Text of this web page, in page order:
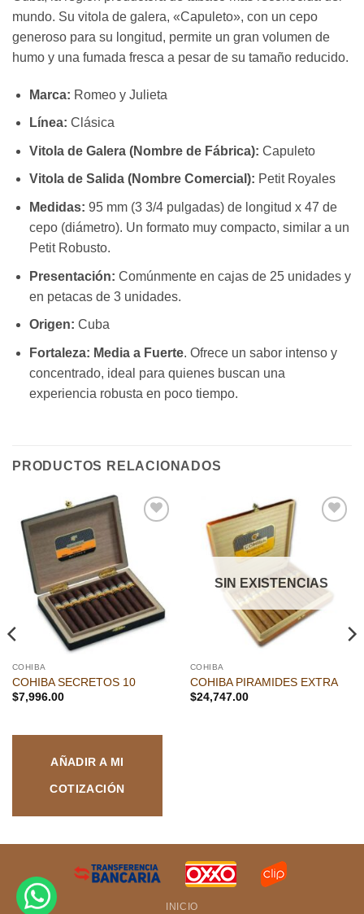
mundo. Su vitola de galera, «Capuleto», con un cepo
generoso para su longitud, permite un gran volumen de
humo y una fumada fresca a pesar de su tamaño reducido.
Marca: Romeo y Julieta
Línea: Clásica
Vitola de Galera (Nombre de Fábrica): Capuleto
Vitola de Salida (Nombre Comercial): Petit Royales
Medidas: 95 mm (3 3/4 pulgadas) de longitud x 47 de
cepo (diámetro). Un formato muy compacto, similar a un
Petit Robusto.
Presentación: Comúnmente en cajas de 25 unidades y
en petacas de 3 unidades.
Origen: Cuba
Fortaleza: Media a Fuerte. Ofrece un sabor intenso y
concentrado, ideal para quienes buscan una
experiencia robusta en poco tiempo.
PRODUCTOS RELACIONADOS
COHIBA
COHIBA SECRETOS 10
$7,996.00
AÑADIR A MI
COTIZACIÓN
SIN EXISTENCIAS
COHIBA
COHIBA PIRAMIDES EXTRA
$24,747.00
INICIO